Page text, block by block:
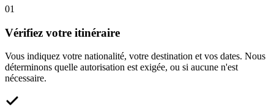
01
Vérifiez votre itinéraire
Vous indiquez votre nationalité, votre destination et vos dates. Nous
déterminons quelle autorisation est exigée, ou si aucune n'est
nécessaire.